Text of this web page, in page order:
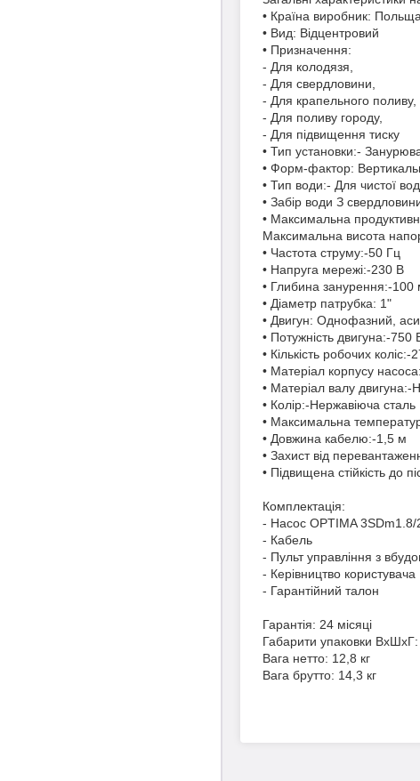
• Країна виробник:
• Вид: Відцентровий
• Призначення:
- Для колодязя,
- Для свердловини,
- Для крапельного поливу,
- Для поливу городу,
- Для підвищення тиску
• Тип установки:-
• Форм-фактор:
• Тип води:- Для чистої
• Забір води З
• Максимальна
Максимальна висота
• Частота струму:-50 Гц
• Напруга мережі:-230 В
• Глибина занурення:-100
• Діаметр патрубка: 1"
• Двигун: Однофазний,
• Потужність двигуна:-750
• Кількість робочих коліс:-
• Матеріал корпусу
• Матеріал валу двигуна:-
• Колір:-Нержавіюча сталь
• Максимальна
• Довжина кабелю:-1,5 м
• Захист від
• Підвищена стійкість до
Комплектація:
- Насос OPTIMA
- Кабель
- Пульт управління з
- Керівництво користувача
- Гарантійний талон
Гарантія: 24 місяці
Габарити упаковки
Вага нетто: 12,8 кг
Вага брутто: 14,3 кг